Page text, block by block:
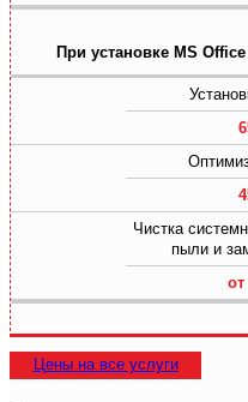
При установке MS
Чистка
пыли и
от
Цены на все услуги